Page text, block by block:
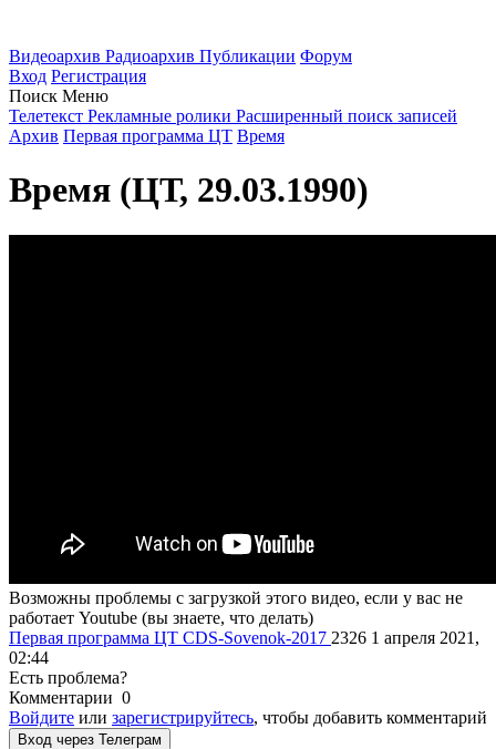
Видеоархив Радиоархив Публикации Форум
Вход Регистрация
Поиск Меню
Телетекст Рекламные ролики Расширенный поиск записей
Архив Первая программа ЦТ Время
Время (ЦТ, 29.03.1990)
Возможны проблемы с загрузкой этого видео, если у вас не
работает Youtube (вы знаете, что делать)
Первая программа ЦТ CDS-Sovenok-2017 2326 1 апреля 2021,
02:44
Есть проблема?
Комментарии 0
Войдите или зарегистрируйтесь, чтобы добавить комментарий
Вход через Телеграм